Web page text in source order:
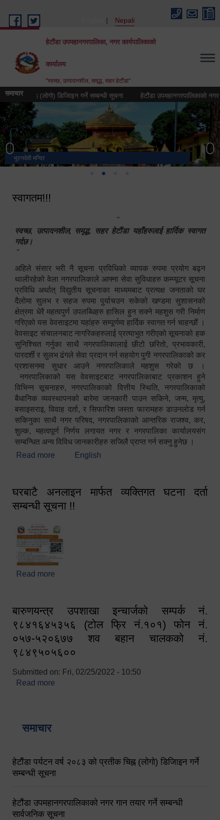
Nepali
हेटौंडा उपमहानगरपालिका, नगर कार्यपालिकाको
कार्यालय
"स्वच्छ, उत्पादनशील, समृद्ध, सहर हेटौंडा"
समाचार
चिह्न (लोगो) डिजिाइन गर्ने सम्बन्धी सूचना हेटौंडा उपमहानगरपालिकाको नगर गान
भुटनदेवी मन्दिर
स्मारक
हेटौंडा उपमहानगरपालिका नगर कार्यपालिकाको कार्यालय
मनकामना डाँडाबाट देखिएको दृश्य
स्वागतम!!!
"
स्वच्छ, उत्पादनशील, समृद्ध, सहर हेटौंडा यहाँहरुलाई हार्दिक स्वागत
गर्दछ।
"
अहिले संसार भरी नै सूचना प्रविधिको व्यापक रुपमा प्रयोग बढ्न
थालीरहेको वेला नगरपालिकाले आफ्ना सेवा सुविधाहरु कम्प्यूटर सूचना
प्रविधि अर्थात् विद्युतीय सूचनाका माध्यमबाट प्रत्यक्ष जनताको घर
दैलोमा सुलभ र सहज रुपमा पुर्याचउन सकेको खण्डमा सुशासनको
क्षेत्रमा धेरै महत्वपुर्ण उपलब्धिहरु हासिल हुन सक्ने महशुस गरी निर्माण
गरिएको यस वेवसाइटमा यहांहरु सम्पूर्णमा हार्दिक स्वागत गर्न चाहन्छौं ।
वेवसाइट संचालनबाट नागरिकहरुलाई प्रत्याभुत गरीएको सूचनाको हक
सुनिश्चित गर्नुका साथै नगरपालिकालाई छीटो छरितो, प्रभावकारी,
पारदर्शी र सुलभ ढंगले सेवा प्रदान गर्न सहयोग पुगी नगरपालिकाको कर
प्रशासनमा सुधार आउने नगरपालिकाले महशुस गरेको छ ।
नगरपालिकाको यस वेवसाइटबाट नगरपालिकाबाट प्रकाशन हुने
विभिन्न सूचनाहरु, नगरपालिकाको वित्तीय स्थिति, नगरपालिकाको
बैधानिक व्यवस्थापनको बारेमा जानकारी पाउन सकिने, जन्म, मृत्यु,
बसाइसराइ, विवाह दर्ता, र सिफारिश जस्ता फारामहरु डाउनलोड गर्न
सकिनुका साथै नगर परिषद, नगरपालिकाको आन्तरिक राजश्व, कर,
शुल्क, महत्वपूर्ण निर्णय लगायत नगर र नगरपालिका कार्यालयसंग
सम्बन्धित अन्य विविध जानकारीहरु सजिलै प्राप्त गर्न सक्नु हुनेछ ।
Read more about स्वागतम!!!
English
घरबाटै अनलाइन मार्फत व्यक्तिगत घटना दर्ता
सम्बन्धी सूचना !!
Read more
बारुणयन्त्र उपशाखा इन्चार्जको सम्पर्क नं.
९८४१६४५३५६ (टोल फ्रि नं.१०१) फोन नं.
०५७-५२०६७७ शव बहान चालकको नं.
९८४९५०५६००
Submitted on: Fri, 02/25/2022 - 10:50
Read more
समाचार
हेटौंडा पर्यटन वर्ष २०८३ को प्रतीक चिह्न (लोगो) डिजिाइन गर्ने
सम्बन्धी सूचना
हेटौंडा उपमहानगरपालिकाको नगर गान तयार गर्ने सम्बन्धी
सार्वजनिक सूचना